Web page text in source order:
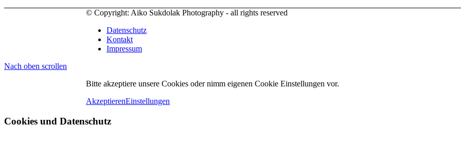
© Copyright: Aiko Sukdolak Photography - all rights reserved
Datenschutz
Kontakt
Impressum
Nach oben scrollen
Bitte akzeptiere unsere Cookies oder nimm eigenen Cookie Einstellungen vor.
AkzeptierenEinstellungen
Cookies und Datenschutz